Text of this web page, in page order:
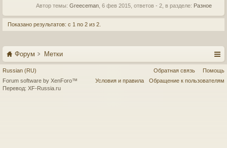
Автор темы: Greeceman 6 фев 2015 , ответов - 2, в разделе: Разное
Показано результатов: с 1 по 2 из 2.
Форум Метки
Russian (RU) Обратная связь
Помощь
Условия и правила
Обращение к пользователям
Forum software by XenForo™
Перевод: XF-Russia.ru